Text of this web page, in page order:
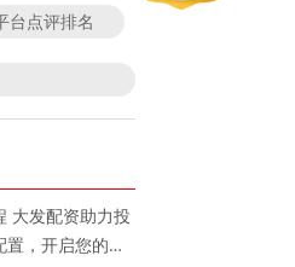
台点评排名
大发配资助力投
，开启您的财